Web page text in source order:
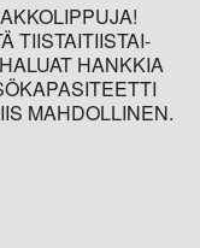
TIISTAITIISTAI-
HANKKIA
MAHDOLLINEN.